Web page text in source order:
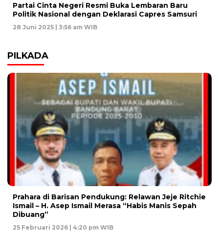
Partai Cinta Negeri Resmi Buka Lembaran Baru
Politik Nasional dengan Deklarasi Capres Samsuri
28 Juni 2025 | 3:56 am WIB
PILKADA
Prahara di Barisan Pendukung: Relawan Jeje Ritchie
Ismail – H. Asep Ismail Merasa “Habis Manis Sepah
Dibuang”
25 Februari 2026 | 4:20 pm WIB